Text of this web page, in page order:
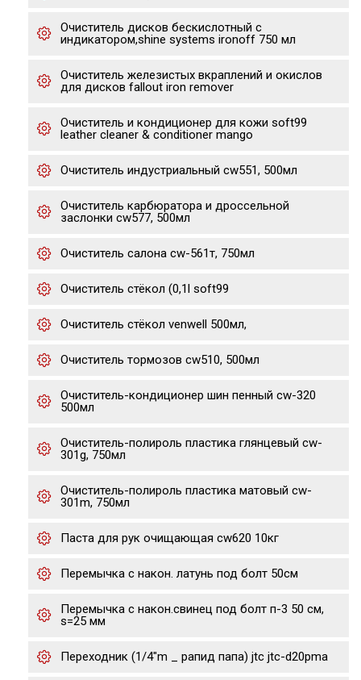
Очиститель дисков бескислотный с
индикатором,shine systems ironoff 750 мл
Очиститель железистых вкраплений и окислов
для дисков fallout iron remover
Очиститель и кондиционер для кожи soft99
leather cleaner & conditioner mango
Очиститель индустриальный cw551, 500мл
Очиститель карбюратора и дроссельной
заслонки cw577, 500мл
Очиститель салона cw-561т, 750мл
Очиститель стёкол (0,1l soft99
Очиститель стёкол venwell 500мл,
Очиститель тормозов cw510, 500мл
Очиститель-кондиционер шин пенный cw-320
500мл
Очиститель-полироль пластика глянцевый cw-
301g, 750мл
Очиститель-полироль пластика матовый cw-
301m, 750мл
Паста для рук очищающая cw620 10кг
Перемычка с након. латунь под болт 50см
Перемычка с након.свинец под болт п-3 50 см,
s=25 мм
Переходник (1/4"m _ рапид папа) jtc jtc-d20pma